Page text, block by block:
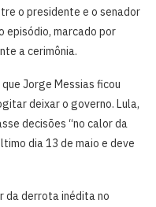
o presidente e o senador
episódio, marcado por
a cerimônia.
Jorge Messias ficou
deixar o governo. Lula,
decisões “no calor da
dia 13 de maio e deve
da derrota inédita no